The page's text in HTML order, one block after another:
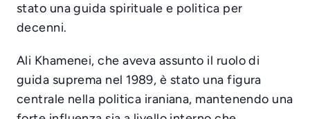
stato una guida spirituale e politica per
decenni.
Ali Khamenei, che aveva assunto il ruolo di
guida suprema nel 1989, è stato una figura
centrale nella politica iraniana, mantenendo una